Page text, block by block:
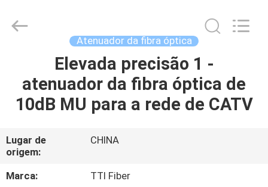
PRODUTOS
SOBRE
NÓS
Communication
Tech.
Atenuador da fibra óptica
Elevada precisão 1 -
atenuador da fibra óptica de
10dB MU para a rede de CATV
Lugar de
origem:
CHINA
Marca:
TTI Fiber